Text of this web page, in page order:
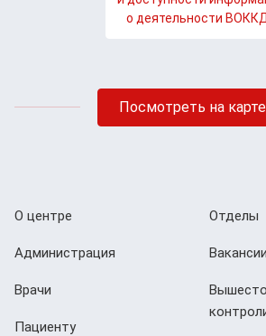
о деятельности
Посмотреть на карте
О центре
Администрация
Врачи
Пациенту
Отделы
Вакансии